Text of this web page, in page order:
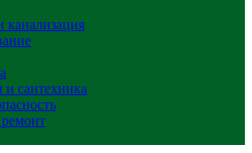
канализация
сантехника